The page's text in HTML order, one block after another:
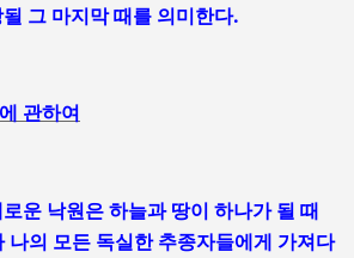
그 마지막 때를 의미한다.
관하여
운 낙원은 하늘과 땅이 하나가 될 때
나의 모든 독실한 추종자들에게 가져다